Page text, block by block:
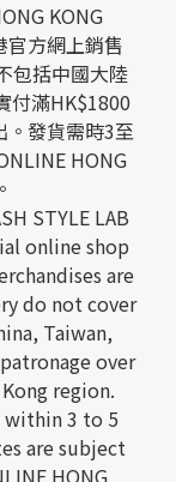
KONG
官方網上銷售
包括中國大陸
付滿HK$1800
。發貨需時3至
HONG
STYLE LAB
online shop
are
do not cover
Taiwan,
over
region.
within 3 to 5
are subject
HONG